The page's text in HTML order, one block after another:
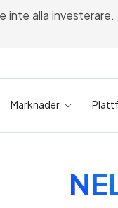
inte alla
Marknader